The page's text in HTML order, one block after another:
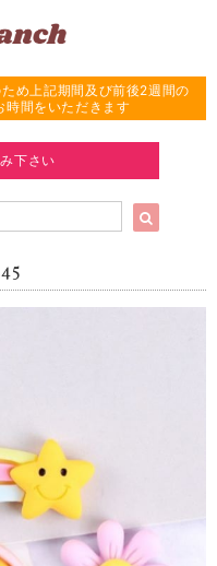
め上記期間及び前後2週間の
間をいただきます
下さい